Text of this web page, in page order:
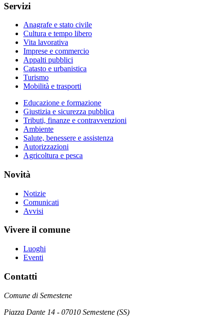
Servizi
Anagrafe e stato civile
Cultura e tempo libero
Vita lavorativa
Imprese e commercio
Appalti pubblici
Catasto e urbanistica
Turismo
Mobilità e trasporti
Educazione e formazione
Giustizia e sicurezza pubblica
Tributi, finanze e contravvenzioni
Ambiente
Salute, benessere e assistenza
Autorizzazioni
Agricoltura e pesca
Novità
Notizie
Comunicati
Avvisi
Vivere il comune
Luoghi
Eventi
Contatti
Comune di Semestene
Piazza Dante 14 - 07010 Semestene (SS)